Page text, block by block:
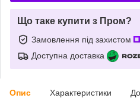
Що таке купити з Пром?
Замовлення під захистом
Доступна доставка
Опис Характеристики